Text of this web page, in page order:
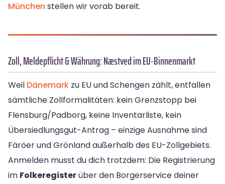
München stellen wir vorab bereit.
Zoll, Meldepflicht & Währung: Næstved im EU-Binnenmarkt
Weil Dänemark zu EU und Schengen zählt, entfallen
sämtliche Zollformalitäten: kein Grenzstopp bei
Flensburg/Padborg, keine Inventarliste, kein
Übersiedlungsgut-Antrag – einzige Ausnahme sind
Färöer und Grönland außerhalb des EU-Zollgebiets.
Anmelden musst du dich trotzdem: Die Registrierung
im Folkeregisterüber den Borgerservice deiner